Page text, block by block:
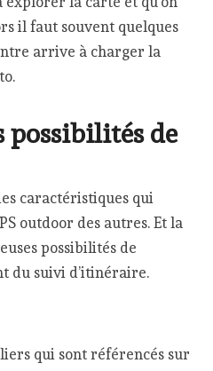
il faut souvent quelques
arrive à charger la
possibilités de
caractéristiques qui
outdoor des autres. Et la
possibilités de
du suivi d’itinéraire.
qui sont référencés sur